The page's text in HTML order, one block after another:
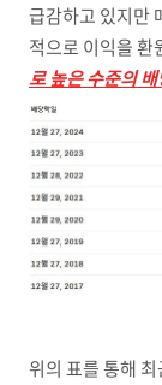
급감하고 있지만
적으로 이익을 환
로 높은 수준의
위의 표를 통해